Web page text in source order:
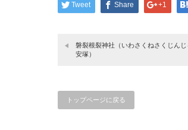
Tweet Share +1
磐裂根裂神社（いわさくねさくじん
安塚）
トップページに戻る